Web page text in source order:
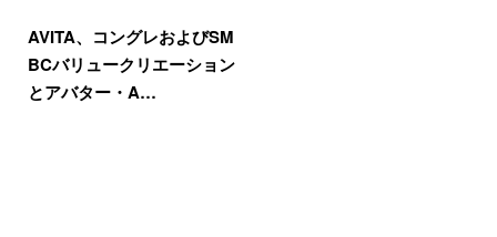
AVITA、コングレおよびSM
BCバリュークリエーション
とアバター・A…